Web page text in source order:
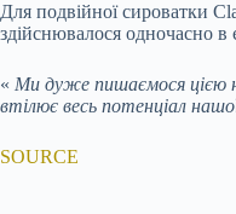
Для подвійної сироватки
здійснювалося одночасно в
« Ми дуже пишаємося цією
втілює весь потенціал
SOURCE